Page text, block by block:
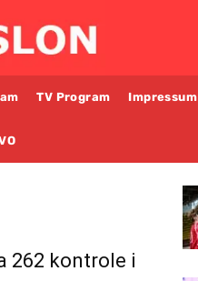
TV Program Impressum
262 kontrole i